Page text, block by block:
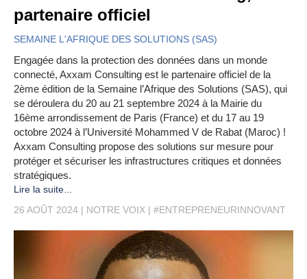
partenaire officiel
SEMAINE L'AFRIQUE DES SOLUTIONS (SAS)
Engagée dans la protection des données dans un monde
connecté, Axxam Consulting est le partenaire officiel de la
2ème édition de la Semaine l’Afrique des Solutions (SAS), qui
se déroulera du 20 au 21 septembre 2024 à la Mairie du
16ème arrondissement de Paris (France) et du 17 au 19
octobre 2024 à l’Université Mohammed V de Rabat (Maroc) !
Axxam Consulting propose des solutions sur mesure pour
protéger et sécuriser les infrastructures critiques et données
stratégiques.
Lire la suite...
26 AOÛT 2024
NOTRE VOIX #ENTREPRENEURINNOVANT